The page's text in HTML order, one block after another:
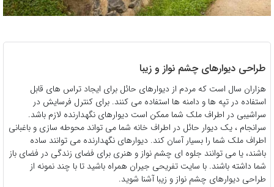
طراحی دیوارهای چشم نواز و زیبا
هزاران سال است که مردم از دیوارهای حائل برای ایجاد تراس های قابل
استفاده در تپه ها و دامنه ها استفاده می کنند. برای کنترل فرسایش در
سراشیبی در اطراف ملک شما ممکن است دیوارهای نگهدارنده لازم باشد.
سرانجام ، یک دیوار حائل در اطراف خانه شما می تواند محوطه سازی و باغبانی
اطراف ملک شما را بسیار آسان کند. دیوارهای نگهدارنده می توانند ساده
باشند، یا می توانند جلوه ای چشم نواز و هنری برای فضای زندگی در فضای باز
شما داشته باشند. با سایت تفریحی جیران همراه باشید تا با چند نمونه از
طراحی دیوارهای چشم نواز و زیبا آشنا شوید.